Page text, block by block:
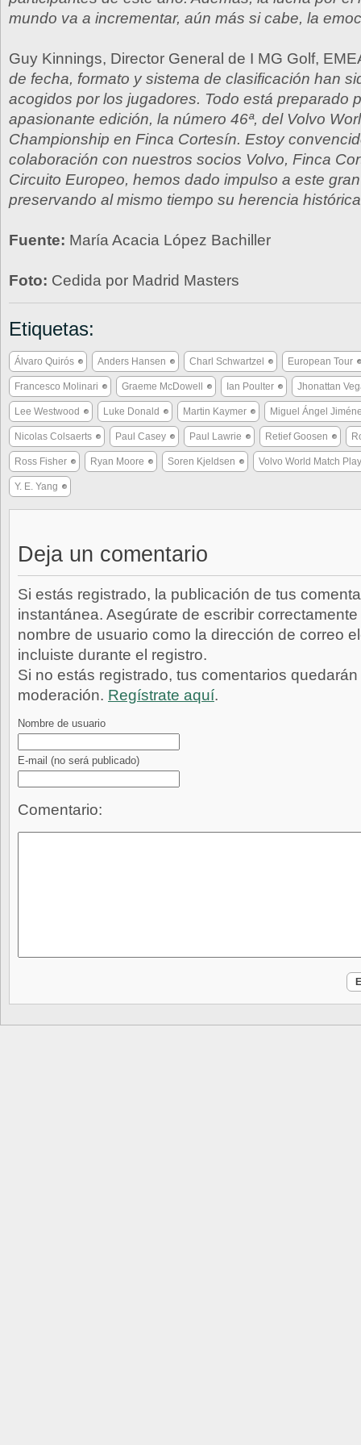
mundo va a incrementar, aún más si cabe, la
Guy Kinnings, Director General de I MG Golf,
de fecha, formato y sistema de clasificación han
acogidos por los jugadores. Todo está preparado
apasionante edición, la número 46ª, del Volvo
Championship en Finca Cortesín. Estoy
colaboración con nuestros socios Volvo, Finca
Circuito Europeo, hemos dado impulso a este
preservando al mismo tiempo su herencia
Fuente: María Acacia López Bachiller
Foto: Cedida por Madrid Masters
Etiquetas:
Álvaro Quirós Anders Hansen Charl Schwartzel European Tour
Francesco Molinari Graeme McDowell Ian Poulter Jhonattan
Lee Westwood Luke Donald Martin Kaymer Miguel Ángel
Nicolas Colsaerts Paul Casey Paul Lawrie Retief Goosen
Ross Fisher Ryan Moore Soren Kjeldsen Volvo World Match
Y. E. Yang
Deja un comentario
Si estás registrado, la publicación de tus
instantánea. Asegúrate de escribir
nombre de usuario como la dirección de correo
incluiste durante el registro.
Si no estás registrado, tus comentarios
moderación. Regístrate aquí.
Nombre de usuario
E-mail (no será publicado)
Comentario: